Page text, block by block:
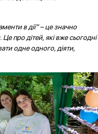
в дії” – це значно
про дітей, які вже сьогодні
одне одного, діяти,